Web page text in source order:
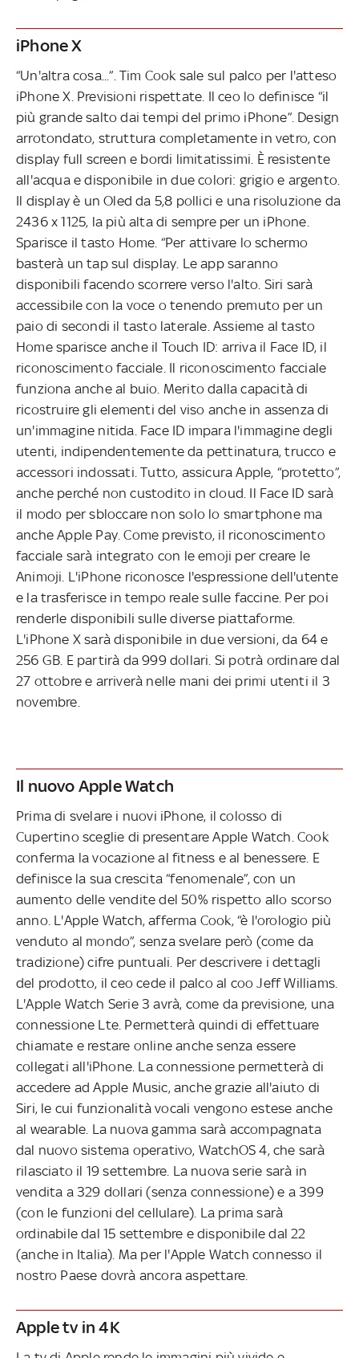
iPhone X
“Un'altra cosa...”. Tim Cook sale sul palco per l'atteso
iPhone X. Previsioni rispettate. Il ceo lo definisce “il
più grande salto dai tempi del primo iPhone”. Design
arrotondato, struttura completamente in vetro, con
display full screen e bordi limitatissimi. È resistente
all'acqua e disponibile in due colori: grigio e argento.
Il display è un Oled da 5,8 pollici e una risoluzione da
2436 x 1125, la più alta di sempre per un iPhone.
Sparisce il tasto Home. “Per attivare lo schermo
basterà un tap sul display. Le app saranno
disponibili facendo scorrere verso l'alto. Siri sarà
accessibile con la voce o tenendo premuto per un
paio di secondi il tasto laterale. Assieme al tasto
Home sparisce anche il Touch ID: arriva il Face ID, il
riconoscimento facciale. Il riconoscimento facciale
funziona anche al buio. Merito dalla capacità di
ricostruire gli elementi del viso anche in assenza di
un'immagine nitida. Face ID impara l'immagine degli
utenti, indipendentemente da pettinatura, trucco e
accessori indossati. Tutto, assicura Apple, “protetto”,
anche perché non custodito in cloud. Il Face ID sarà
il modo per sbloccare non solo lo smartphone ma
anche Apple Pay. Come previsto, il riconoscimento
facciale sarà integrato con le emoji per creare le
Animoji. L'iPhone riconosce l'espressione dell'utente
e la trasferisce in tempo reale sulle faccine. Per poi
renderle disponibili sulle diverse piattaforme.
L'iPhone X sarà disponibile in due versioni, da 64 e
256 GB. E partirà da 999 dollari. Si potrà ordinare dal
27 ottobre e arriverà nelle mani dei primi utenti il 3
novembre.
Il nuovo Apple Watch
Prima di svelare i nuovi iPhone, il colosso di
Cupertino sceglie di presentare Apple Watch. Cook
conferma la vocazione al fitness e al benessere. E
definisce la sua crescita “fenomenale”, con un
aumento delle vendite del 50% rispetto allo scorso
anno. L'Apple Watch, afferma Cook, “è l'orologio più
venduto al mondo”, senza svelare però (come da
tradizione) cifre puntuali. Per descrivere i dettagli
del prodotto, il ceo cede il palco al coo Jeff Williams.
L'Apple Watch Serie 3 avrà, come da previsione, una
connessione Lte. Permetterà quindi di effettuare
chiamate e restare online anche senza essere
collegati all'iPhone. La connessione permetterà di
accedere ad Apple Music, anche grazie all'aiuto di
Siri, le cui funzionalità vocali vengono estese anche
al wearable. La nuova gamma sarà accompagnata
dal nuovo sistema operativo, WatchOS 4, che sarà
rilasciato il 19 settembre. La nuova serie sarà in
vendita a 329 dollari (senza connessione) e a 399
(con le funzioni del cellulare). La prima sarà
ordinabile dal 15 settembre e disponibile dal 22
(anche in Italia). Ma per l'Apple Watch connesso il
nostro Paese dovrà ancora aspettare.
Apple tv in 4K